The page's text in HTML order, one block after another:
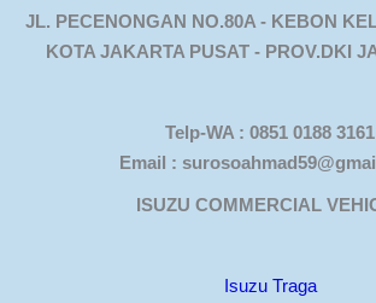
JL. PECENONGAN NO.80A - KEBON
KOTA JAKARTA PUSAT - PROV.DKI
Telp-WA : 0851 0188 3161
Email :
ISUZU COMMERCIAL
Isuzu Traga